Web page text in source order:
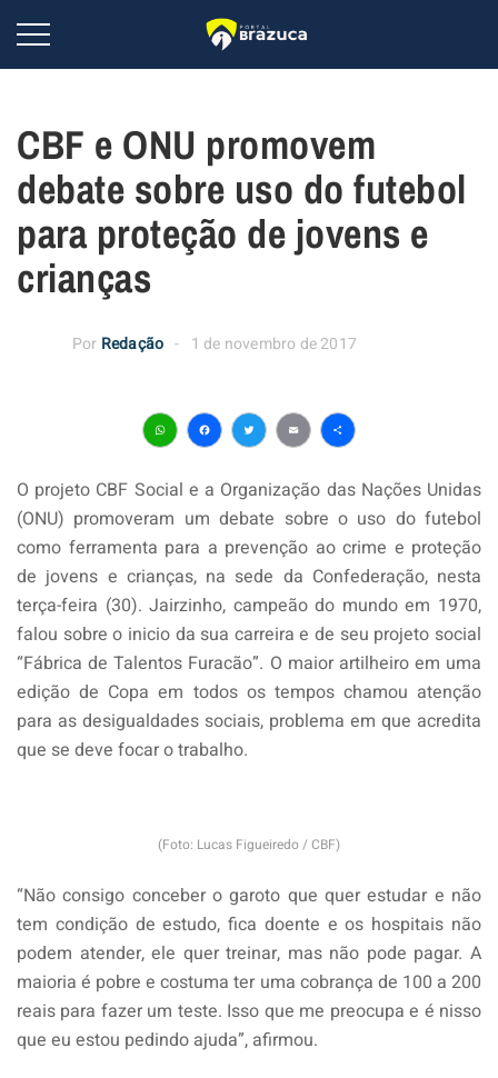
CBF e ONU promovem
debate sobre uso do futebol
para proteção de jovens e
crianças
Por Redação 1 de novembro de 2017
WhatsApp
Facebook
Twitter
EmailShare
O projeto CBF Social e a Organização das Nações Unidas
(ONU) promoveram um debate sobre o uso do futebol
como ferramenta para a prevenção ao crime e proteção
de jovens e crianças, na sede da Confederação, nesta
terça-feira (30). Jairzinho, campeão do mundo em 1970,
falou sobre o inicio da sua carreira e de seu projeto social
“Fábrica de Talentos Furacão”. O maior artilheiro em uma
edição de Copa em todos os tempos chamou atenção
para as desigualdades sociais, problema em que acredita
que se deve focar o trabalho.
(Foto: Lucas Figueiredo / CBF)
“Não consigo conceber o garoto que quer estudar e não
tem condição de estudo, fica doente e os hospitais não
podem atender, ele quer treinar, mas não pode pagar. A
maioria é pobre e costuma ter uma cobrança de 100 a 200
reais para fazer um teste. Isso que me preocupa e é nisso
que eu estou pedindo ajuda”, afirmou.